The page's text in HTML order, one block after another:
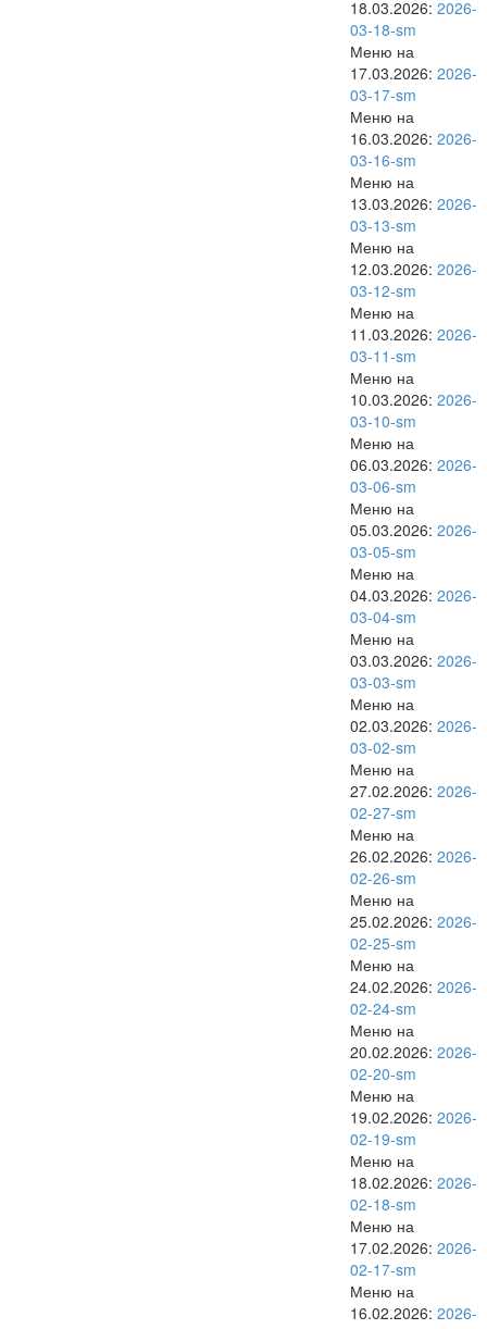
18.03.2026: 2026-
03-18-sm
Меню на
17.03.2026: 2026-
03-17-sm
Меню на
16.03.2026: 2026-
03-16-sm
Меню на
13.03.2026: 2026-
03-13-sm
Меню на
12.03.2026: 2026-
03-12-sm
Меню на
11.03.2026: 2026-
03-11-sm
Меню на
10.03.2026: 2026-
03-10-sm
Меню на
06.03.2026: 2026-
03-06-sm
Меню на
05.03.2026: 2026-
03-05-sm
Меню на
04.03.2026: 2026-
03-04-sm
Меню на
03.03.2026: 2026-
03-03-sm
Меню на
02.03.2026: 2026-
03-02-sm
Меню на
27.02.2026: 2026-
02-27-sm
Меню на
26.02.2026: 2026-
02-26-sm
Меню на
25.02.2026: 2026-
02-25-sm
Меню на
24.02.2026: 2026-
02-24-sm
Меню на
20.02.2026: 2026-
02-20-sm
Меню на
19.02.2026: 2026-
02-19-sm
Меню на
18.02.2026: 2026-
02-18-sm
Меню на
17.02.2026: 2026-
02-17-sm
Меню на
16.02.2026: 2026-